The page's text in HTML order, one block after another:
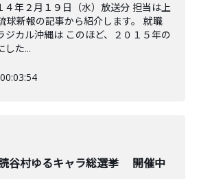
４年２月１９日（水）放送分 担当は上
球新報の記事から紹介します。 就職
ジカル沖縄は このほど、２０１５年の
した...
00:03:54
谷村ゆるキャラ総選挙 開催中